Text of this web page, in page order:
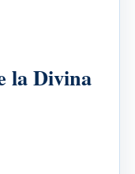
la Divina